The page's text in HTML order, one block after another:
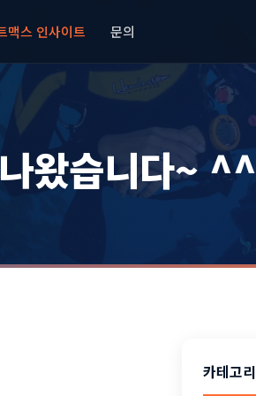
맥스 인사이트 문의
왔습니다~ ^^
카테고리